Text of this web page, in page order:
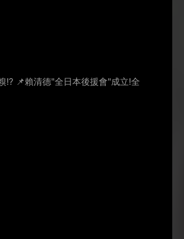
!? 📌賴清德"全日本後援會"成立!全